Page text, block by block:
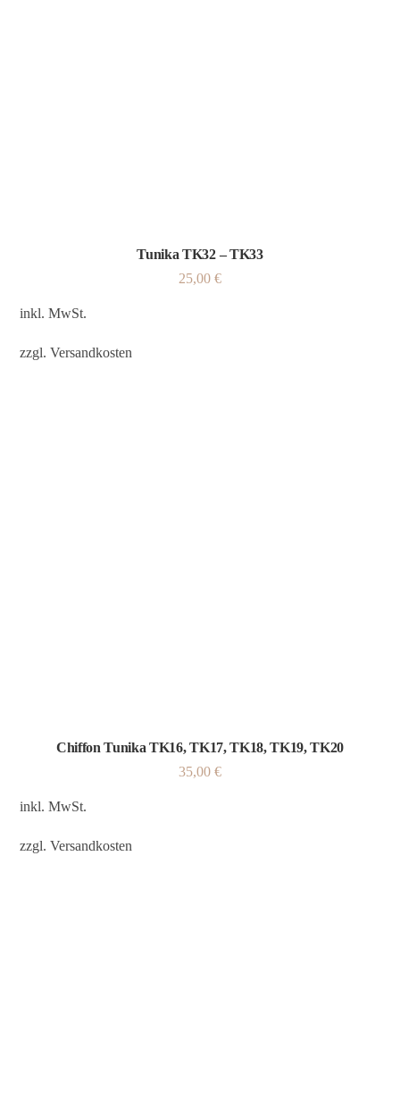
Tunika TK32 – TK33
25,00 €
inkl. MwSt.
zzgl.Versandkosten
Chiffon Tunika TK16, TK17, TK18, TK19, TK20
35,00 €
inkl. MwSt.
zzgl.Versandkosten